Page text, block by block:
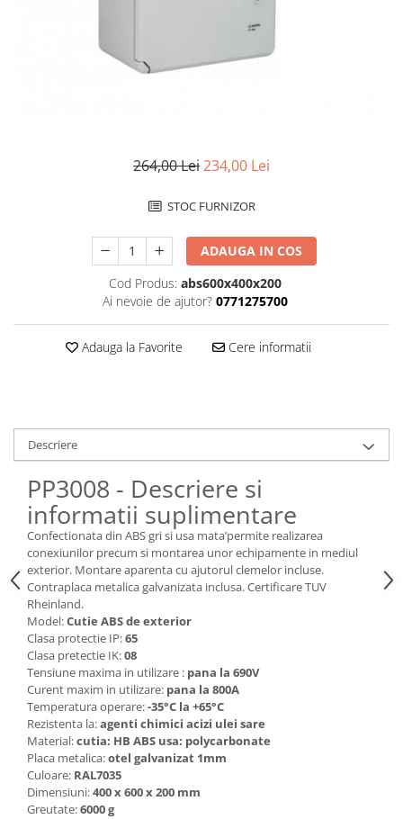
264,00 Lei234,00 Lei
STOC FURNIZOR
ADAUGA IN COS
Cod Produs: abs600x400x200
Ai nevoie de ajutor? 0771275700
Adauga la Favorite Cere informatii
Descriere
PP3008 - Descriere si
informatii suplimentare
Confectionata din ABS gri si usa mata’permite realizarea
conexiunilor precum si montarea unor echipamente in mediul
exterior. Montare aparenta cu ajutorul clemelor incluse.
Contraplaca metalica galvanizata inclusa. Certificare TUV
Rheinland.
Model:Cutie ABS de exterior
Clasa protectie IP:65
Clasa pretectie IK:08
Tensiune maxima in utilizare : pana la 690V
Curent maxim in utilizare: pana la 800A
Temperatura operare:-35°C la +65°C
Rezistenta la:agenti chimici acizi ulei sare
Material:cutia: HB ABS usa: polycarbonate
Placa metalica:otel galvanizat 1mm
Culoare: RAL7035
Dimensiuni:400 x 600 x 200 mm
Greutate:6000 g